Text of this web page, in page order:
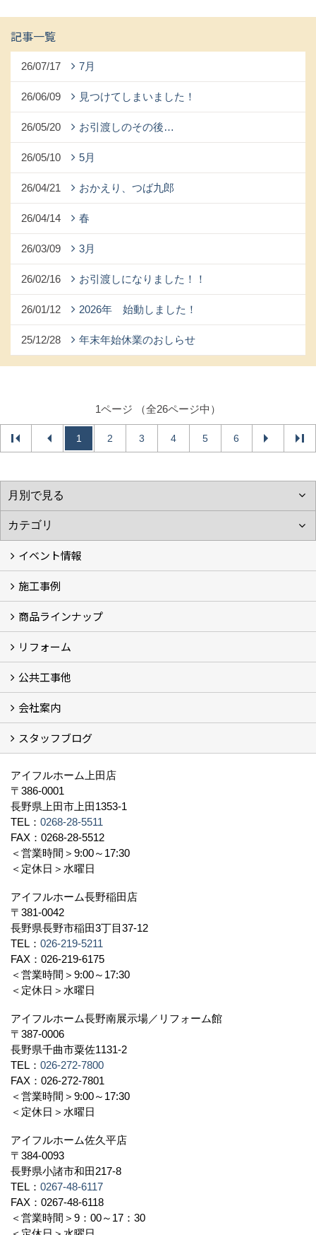
記事一覧
26/07/17 7月
26/06/09 見つけてしまいました！
26/05/20 お引渡しのその後…
26/05/10 5月
26/04/21 おかえり、つば九郎
26/04/14 春
26/03/09 3月
26/02/16 お引渡しになりました！！
26/01/12 2026年 始動しました！
25/12/28 年末年始休業のおしらせ
1ページ （全26ページ中）
1 2 3 4 5 6
イベント情報
イベント予告
過去のイベント
施工事例
フォトギャラリー
モデルハウス (7)
現場レポート
完工事例
お客様の声
商品ラインナップ
商品ラインアップ一覧
FAVO（フェイボ）【自由設計】
Lodina（ロディナ）【規格住宅】
全館空調システム
リフォーム
コンセプト (2)
選ばれる理由
施工実例（フォトギャラリー）
公共工事他
建築工事 実績
土木工事 実績
一般建築(別荘)
公共工事部スタッフ紹介
会社案内
社長挨拶
会社概要
採用情報
アクセス
スタッフ紹介
スタッフブログ
資格取得一覧
プライバシーポリシー
地域貢献 (3)
スタッフブログ
アイフルホーム上田店
〒386-0001
長野県上田市上田1353-1
TEL： 0268-28-5511
FAX：0268-28-5512
＜営業時間＞9:00～17:30
＜定休日＞水曜日
アイフルホーム長野稲田店
〒381-0042
長野県長野市稲田3丁目37-12
TEL： 026-219-5211
FAX：026-219-6175
＜営業時間＞9:00～17:30
＜定休日＞水曜日
アイフルホーム長野南展示場／リフォーム館
〒387-0006
長野県千曲市粟佐1131-2
TEL： 026-272-7800
FAX：026-272-7801
＜営業時間＞9:00～17:30
＜定休日＞水曜日
アイフルホーム佐久平店
〒384-0093
長野県小諸市和田217-8
TEL： 0267-48-6117
FAX：0267-48-6118
＜営業時間＞9：00～17：30